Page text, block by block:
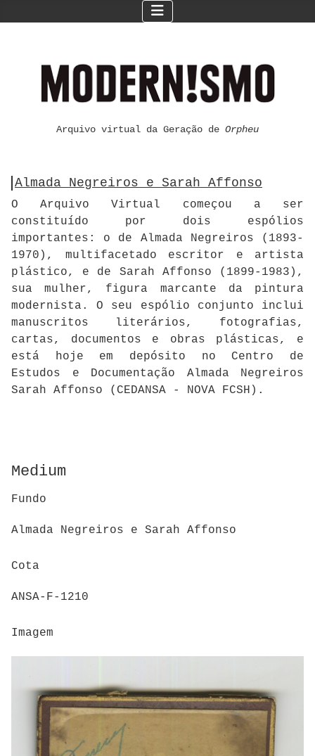
Arquivo virtual da Geração de Orpheu
Almada Negreiros e Sarah Affonso
O Arquivo Virtual começou a ser
constituído por dois espólios
importantes: o de Almada Negreiros (1893-
1970), multifacetado escritor e artista
plástico, e de Sarah Affonso (1899-1983),
sua mulher, figura marcante da pintura
modernista. O seu espólio conjunto inclui
manuscritos literários, fotografias,
cartas, documentos e obras plásticas, e
está hoje em depósito no Centro de
Estudos e Documentação Almada Negreiros
Sarah Affonso (CEDANSA - NOVA FCSH).
Medium
Fundo
Almada Negreiros e Sarah Affonso
Cota
ANSA-F-1210
Imagem